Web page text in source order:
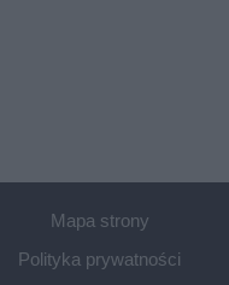
Mapa strony
Polityka prywatności